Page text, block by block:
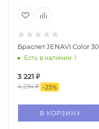
Браслет JENAVI Color 30
Есть в наличии: 1
3 221 ₽
4 294₽ -25%
В КОРЗИНУ